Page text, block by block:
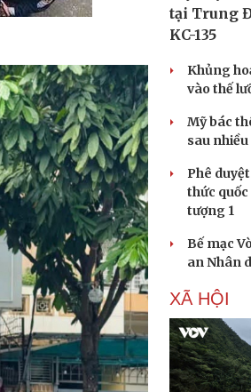
tại Trung
KC-135
Khủng
vào thế
Mỹ bác
sau
Phê
thức
tượng 1
Bế mạc
an Nhân
XÃ HỘI